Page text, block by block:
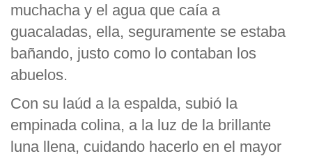
muchacha y el agua que caía a
guacaladas, ella, seguramente se estaba
bañando, justo como lo contaban los
abuelos.
Con su laúd a la espalda, subió la
empinada colina, a la luz de la brillante
luna llena, cuidando hacerlo en el mayor